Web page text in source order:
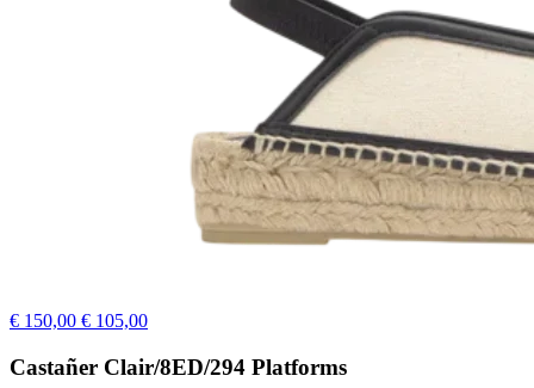
€ 150,00 € 105,00
Castañer Clair/8ED/294 Platforms